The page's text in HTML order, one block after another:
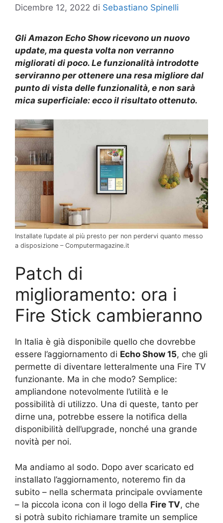
Dicembre 12, 2022 di Sebastiano Spinelli
Gli Amazon Echo Show ricevono un nuovo
update, ma questa volta non verranno
migliorati di poco. Le funzionalità introdotte
serviranno per ottenere una resa migliore dal
punto di vista delle funzionalità, e non sarà
mica superficiale: ecco il risultato ottenuto.
Installate l’update al più presto per non perdervi quanto messo
a disposizione – Computermagazine.it
Patch di
miglioramento: ora i
Fire Stick cambieranno
In Italia è già disponibile quello che dovrebbe
essere l’aggiornamento di Echo Show 15, che gli
permette di diventare letteralmente una Fire TV
funzionante. Ma in che modo? Semplice:
ampliandone notevolmente l’utilità e le
possibilità di utilizzo. Una di queste, tanto per
dirne una, potrebbe essere la notifica della
disponibilità dell’upgrade, nonché una grande
novità per noi.
Ma andiamo al sodo. Dopo aver scaricato ed
installato l’aggiornamento, noteremo fin da
subito – nella schermata principale ovviamente
– la piccola icona con il logo della Fire TV, che
si potrà subito richiamare tramite un semplice